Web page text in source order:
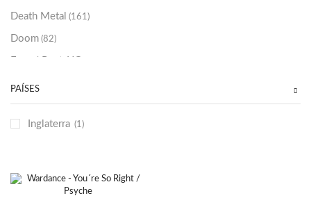
Death Metal (161)
Doom (82)
Emo / Post-HC
Grindcore
Hard Rock (48)
Hardcore (153)
Otros (38)
PAÍSES
Inglaterra (1)